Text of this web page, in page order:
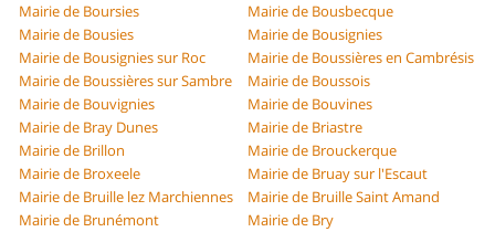
Mairie de Boursies
Mairie de Bousbecque
Mairie de Bousies
Mairie de Bousignies
Mairie de Bousignies sur Roc
Mairie de Boussières en Cambrésis
Mairie de Boussières sur Sambre
Mairie de Boussois
Mairie de Bouvignies
Mairie de Bouvines
Mairie de Bray Dunes
Mairie de Briastre
Mairie de Brillon
Mairie de Brouckerque
Mairie de Broxeele
Mairie de Bruay sur l'Escaut
Mairie de Bruille lez Marchiennes
Mairie de Bruille Saint Amand
Mairie de Brunémont
Mairie de Bry